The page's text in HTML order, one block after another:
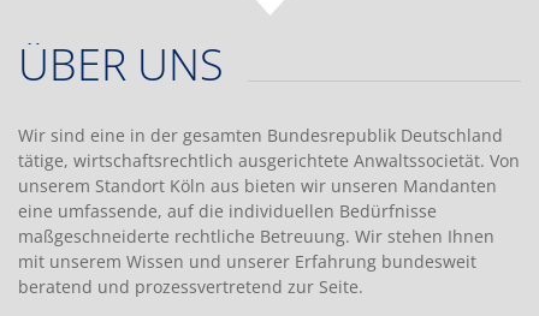
ÜBER UNS
Wir sind eine in der gesamten Bundesrepublik Deutschland
tätige, wirtschaftsrechtlich ausgerichtete Anwaltssocietät. Von
unserem Standort Köln aus bieten wir unseren Mandanten
eine umfassende, auf die individuellen Bedürfnisse
maßgeschneiderte rechtliche Betreuung. Wir stehen Ihnen
mit unserem Wissen und unserer Erfahrung bundesweit
beratend und prozessvertretend zur Seite.